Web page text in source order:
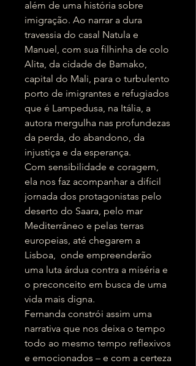
além de uma história sobre
imigração. Ao narrar a dura
travessia do casal Natula e
Manuel, com sua filhinha de colo
Alita, da cidade de Bamako,
capital do Mali, para o turbulento
porto de imigrantes e refugiados
que é Lampedusa, na Itália, a
autora mergulha nas profundezas
da perda, do abandono, da
injustiça e da esperança.
Com sensibilidade e coragem,
ela nos faz acompanhar a difícil
jornada dos protagonistas pelo
deserto do Saara, pelo mar
Mediterrâneo e pelas terras
europeias, até chegarem a
Lisboa, onde empreenderão
uma luta árdua contra a miséria e
o preconceito em busca de uma
vida mais digna.
Fernanda constrói assim uma
narrativa que nos deixa o tempo
todo ao mesmo tempo reflexivos
e emocionados – e com a certeza